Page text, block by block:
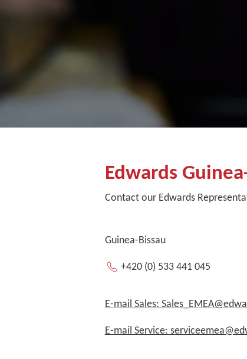
Edwards
Contact our Edwards
Guinea-Bissau
+420 (0) 533 441 045
E-mail Sales:
E-mail Service: